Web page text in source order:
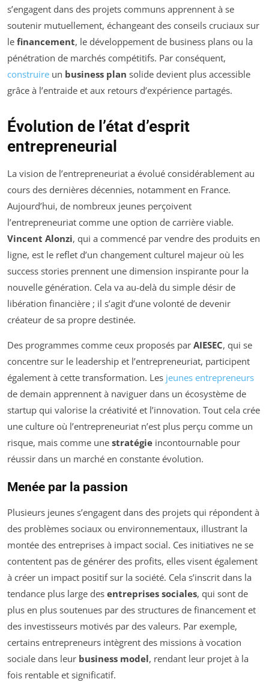
s’engagent dans des projets communs apprennent à se
soutenir mutuellement, échangeant des conseils cruciaux sur
le financement, le développement de business plans ou la
pénétration de marchés compétitifs. Par conséquent,
construire un business plan solide devient plus accessible
grâce à l’entraide et aux retours d’expérience partagés.
Évolution de l’état d’esprit
entrepreneurial
La vision de l’entrepreneuriat a évolué considérablement au
cours des dernières décennies, notamment en France.
Aujourd’hui, de nombreux jeunes perçoivent
l’entrepreneuriat comme une option de carrière viable.
Vincent Alonzi, qui a commencé par vendre des produits en
ligne, est le reflet d’un changement culturel majeur où les
success stories prennent une dimension inspirante pour la
nouvelle génération. Cela va au-delà du simple désir de
libération financière ; il s’agit d’une volonté de devenir
créateur de sa propre destinée.
Des programmes comme ceux proposés par AIESEC, qui se
concentre sur le leadership et l’entrepreneuriat, participent
également à cette transformation. Les jeunes entrepreneurs
de demain apprennent à naviguer dans un écosystème de
startup qui valorise la créativité et l’innovation. Tout cela crée
une culture où l’entrepreneuriat n’est plus perçu comme un
risque, mais comme une stratégie incontournable pour
réussir dans un marché en constante évolution.
Menée par la passion
Plusieurs jeunes s’engagent dans des projets qui répondent à
des problèmes sociaux ou environnementaux, illustrant la
montée des entreprises à impact social. Ces initiatives ne se
contentent pas de générer des profits, elles visent également
à créer un impact positif sur la société. Cela s’inscrit dans la
tendance plus large des entreprises sociales, qui sont de
plus en plus soutenues par des structures de financement et
des investisseurs motivés par des valeurs. Par exemple,
certains entrepreneurs intègrent des missions à vocation
sociale dans leur business model, rendant leur projet à la
fois rentable et significatif.